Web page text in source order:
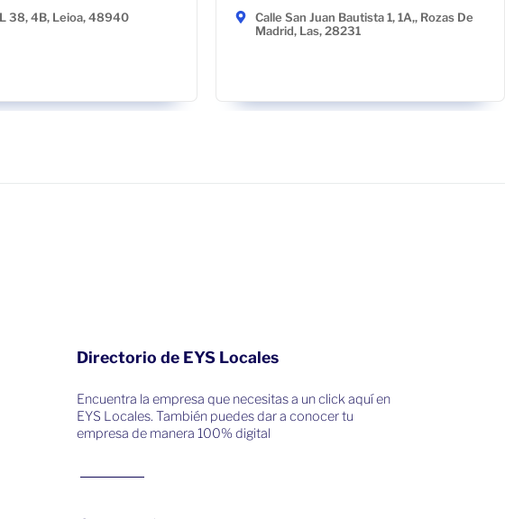
38, 4B, Leioa, 48940
Calle San Juan Bautista 1, 1A,, Rozas De
Madrid, Las, 28231
Directorio de EYS Locales
Encuentra la empresa que necesitas a un click aquí en
EYS Locales. También puedes dar a conocer tu
empresa de manera 100% digital